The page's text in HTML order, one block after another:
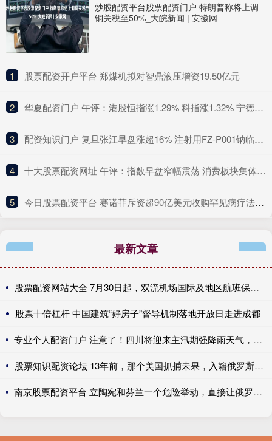
炒股配资平台股票配资门户 特朗普称将上调
铜关税至50%_大皖新闻 | 安徽网
1 ​股票配资开户平台 郑煤机拟对智鼎液压增资19.50亿元
2 ​华夏配资门户 午评：港股恒指涨1.29% 科指涨1.32% 宁德时代涨近17%
3 ​配资知识门户 复旦张江早盘涨超16% 注射用FZ-P001钠临床试验申请获国家药监局受理
4 ​十大股票配资网址 午评：指数早盘窄幅震荡 消费板块集体调整
5 ​今日股票配资平台 赛诺菲斥资超90亿美元收购罕见病疗法公司
最新文章
股票配资网站大全 7月30日起，双流机场国际及地区航班保障功能全面恢复
股票十倍杠杆 中国建筑“好房子”督导机制落地开放日走进成都
专业个人配资门户 注意了！四川将迎来主汛期强降雨天气，严禁擅自进入野景点及未开发区域
股票知识配资论坛 13年前，那个美国抓捕未果，入籍俄罗斯的斯诺登，如今怎么样了？
南京股票配资平台 立陶宛和芬兰一个危险举动，直接让俄罗斯暴怒了，人类文明瑟瑟发抖！